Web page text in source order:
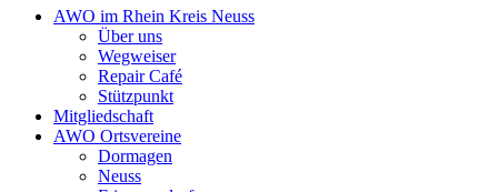
AWO im Rhein Kreis Neuss
Über uns
Wegweiser
Repair Café
Stützpunkt
Mitgliedschaft
AWO Ortsvereine
Dormagen
Neuss